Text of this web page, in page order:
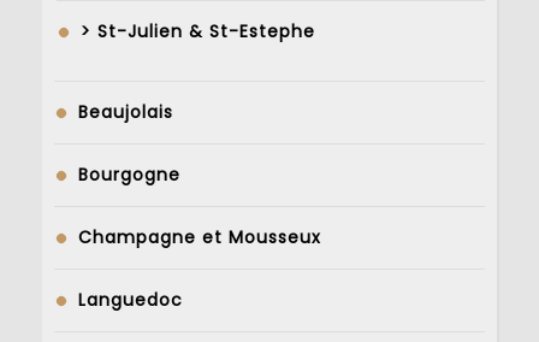
> St-Julien & St-Estephe
Beaujolais
Bourgogne
Champagne et Mousseux
Languedoc